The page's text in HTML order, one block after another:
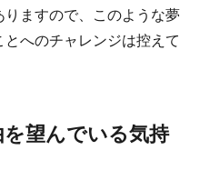
ますので、このような夢
へのチャレンジは控えて
望んでいる気持